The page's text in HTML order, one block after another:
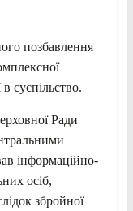
позбавлення
суспільство.
Ради
інформаційно-
осіб,
збройної